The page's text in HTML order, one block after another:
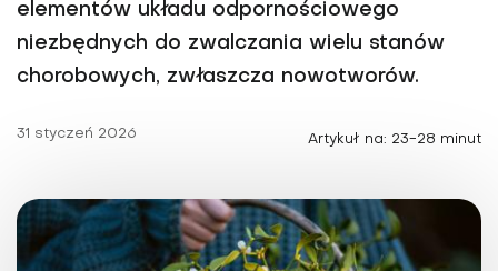
elementów układu odpornościowego
niezbędnych do zwalczania wielu stanów
chorobowych, zwłaszcza nowotworów.
31 styczeń 2026 Artykuł na: 23-28 minut